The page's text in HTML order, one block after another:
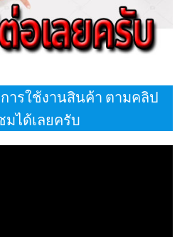
การใช้งานสินค้า ตามคลิป
ได้เลยครับ